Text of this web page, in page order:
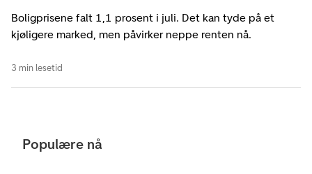
Boligprisene falt 1,1 prosent i juli. Det kan tyde på et
kjøligere marked, men påvirker neppe renten nå.
3 min lesetid
Populære nå